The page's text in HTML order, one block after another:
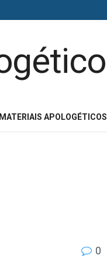
MATERIAIS APOLOGÉTICOS
0